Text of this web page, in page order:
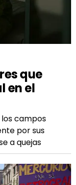
que
en el
campos
por sus
a quejas